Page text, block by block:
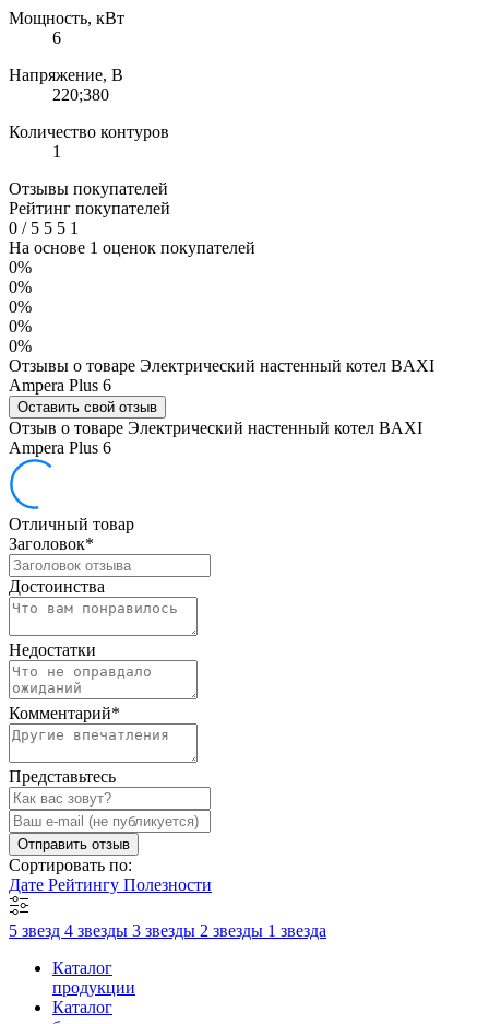
Мощность, кВт
6
Напряжение, В
220;380
Количество контуров
1
Отзывы покупателей
Рейтинг покупателей
0 /5 5 5 1
На основе 1 оценок покупателей
0%
0%
0%
0%
0%
Отзывы о товаре Электрический настенный котел BAXI
Ampera Plus 6
Оставить свой отзыв
Отзыв о товаре Электрический настенный котел BAXI
Ampera Plus 6
Отличный товар
Заголовок*
Достоинства
Недостатки
Комментарий*
Представьтесь
Отправить отзыв
Сортировать по:
Дате Рейтингу Полезности
5 звезд 4 звезды 3 звезды 2 звезды 1 звезда
Каталог
продукции
Каталог